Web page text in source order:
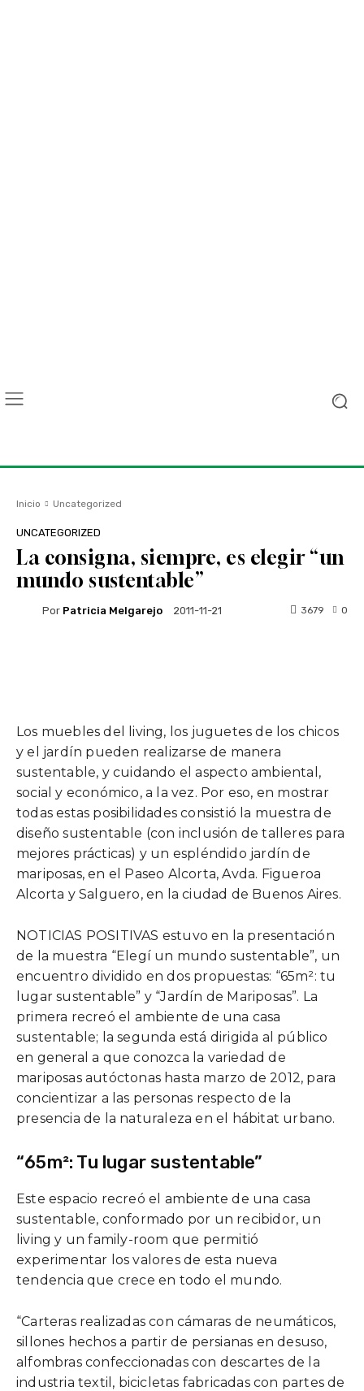
Inicio Uncategorized
UNCATEGORIZED
La consigna, siempre, es elegir “un
mundo sustentable”
Por Patricia Melgarejo 2011-11-21 0
3679
Los muebles del living, los juguetes de los chicos
y el jardín pueden realizarse de manera
sustentable, y cuidando el aspecto ambiental,
social y económico, a la vez. Por eso, en mostrar
todas estas posibilidades consistió la muestra de
diseño sustentable (con inclusión de talleres para
mejores prácticas) y un espléndido jardín de
mariposas, en el Paseo Alcorta, Avda. Figueroa
Alcorta y Salguero, en la ciudad de Buenos Aires.
NOTICIAS POSITIVAS estuvo en la presentación
de la muestra “Elegí un mundo sustentable”, un
encuentro dividido en dos propuestas: “65m²: tu
lugar sustentable” y “Jardín de Mariposas”. La
primera recreó el ambiente de una casa
sustentable; la segunda está dirigida al público
en general a que conozca la variedad de
mariposas autóctonas hasta marzo de 2012, para
concientizar a las personas respecto de la
presencia de la naturaleza en el hábitat urbano.
“65m²: Tu lugar sustentable”
Este espacio recreó el ambiente de una casa
sustentable, conformado por un recibidor, un
living y un family-room que permitió
experimentar los valores de esta nueva
tendencia que crece en todo el mundo.
“Carteras realizadas con cámaras de neumáticos,
sillones hechos a partir de persianas en desuso,
alfombras confeccionadas con descartes de la
industria textil, bicicletas fabricadas con partes de